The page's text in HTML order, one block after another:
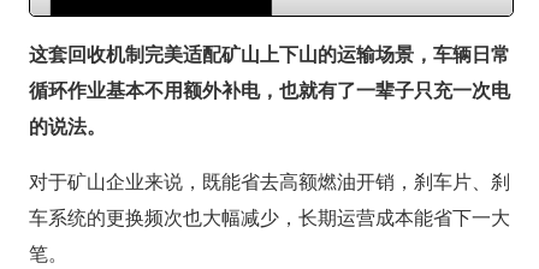
这套回收机制完美适配矿山上下山的运输场景，车辆日常
循环作业基本不用额外补电，也就有了一辈子只充一次电
的说法。
对于矿山企业来说，既能省去高额燃油开销，刹车片、刹
车系统的更换频次也大幅减少，长期运营成本能省下一大
笔。